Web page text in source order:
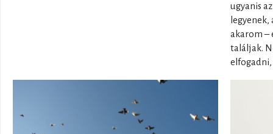
ugyanis
akarom –
találjak.